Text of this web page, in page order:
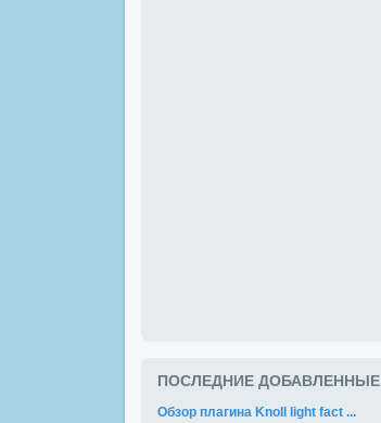
ПОСЛЕДНИЕ ДОБАВЛЕННЫЕ
Обзор плагина Knoll light fact ...